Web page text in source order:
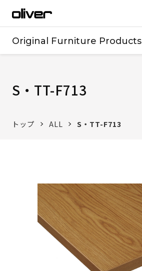
Original Furniture Products
S・TT-F713
トップ ALL S・TT-F713